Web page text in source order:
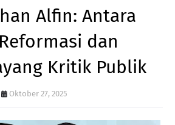
Alfin: Antara
dan
Kritik Publik
Oktober 27, 2025